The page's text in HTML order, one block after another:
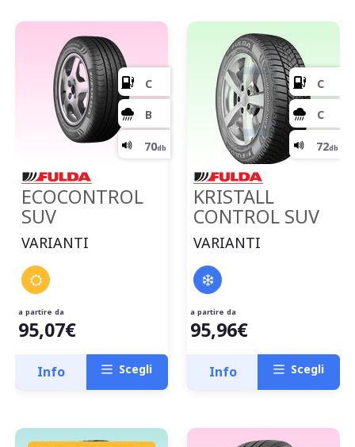
C
A
ECOCONTROL
SUV
VARIANTI
a partire da
95,07€
Info Scegli
KRISTALL
CONTROL SUV
VARIANTI
a partire da
95,96€
Info Scegli